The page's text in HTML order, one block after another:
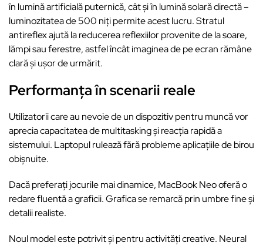
în lumină artificială puternică, cât și în lumină solară directă –
luminozitatea de 500 niți permite acest lucru. Stratul
antireflex ajută la reducerea reflexiilor provenite de la soare,
lămpi sau ferestre, astfel încât imaginea de pe ecran rămâne
clară și ușor de urmărit.
Performanța în scenarii reale
Utilizatorii care au nevoie de un dispozitiv pentru muncă vor
aprecia capacitatea de multitasking și reacția rapidă a
sistemului. Laptopul rulează fără probleme aplicațiile de birou
obișnuite.
Dacă preferați jocurile mai dinamice, MacBook Neo oferă o
redare fluentă a graficii. Grafica se remarcă prin umbre fine și
detalii realiste.
Noul model este potrivit și pentru activități creative. Neural